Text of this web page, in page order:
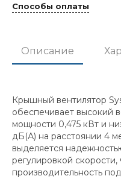
Способы оплаты
Описание
Крышный вентилятор
обеспечивает высокий
мощности 0,475 кВт и
дБ(А) на расстоянии 4
выделяется
регулировкой скорости,
производительность